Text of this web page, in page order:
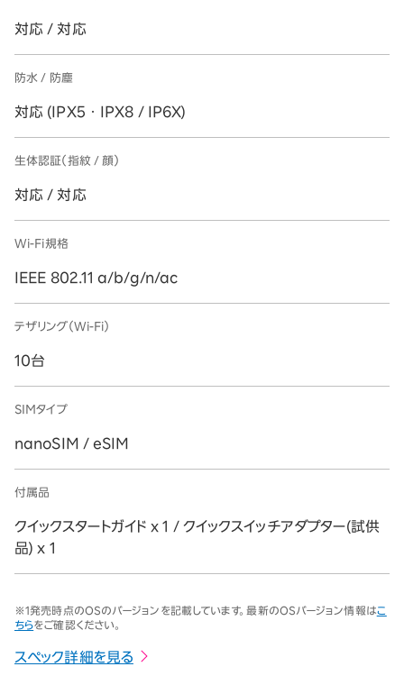
対応 / 対応
防水 / 防塵
対応 (IPX5 ・ IPX8 / IP6X)
生体認証（指紋 / 顔）
対応 / 対応
Wi-Fi規格
IEEE 802.11 a/b/g/n/ac
テザリング（Wi-Fi）
10台
SIMタイプ
nanoSIM / eSIM
付属品
クイックスタートガイド x 1 / クイックスイッチアダプター(試供
品) x 1
※1発売時点のOSのバージョンを記載しています。最新のOSバージョン情報はこ
ちらをご確認ください。
スペック詳細を見る